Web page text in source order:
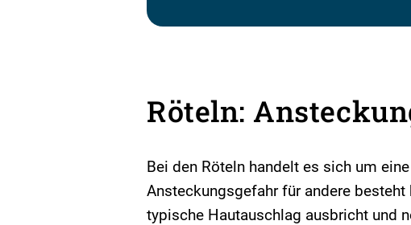
Röteln:
Bei den Röteln handelt es sich um
Ansteckungsgefahr für andere
typische Hautauschlag ausbricht und